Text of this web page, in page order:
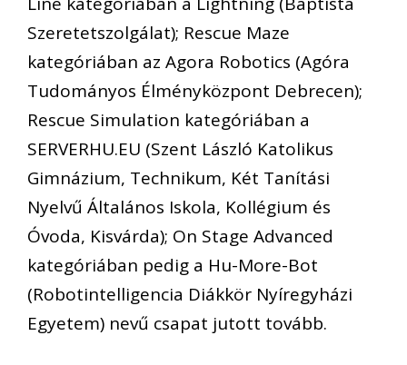
Szeretetszolgálat); Rescue Maze
kategóriában az Agora Robotics (Agóra
Tudományos Élményközpont Debrecen);
Rescue Simulation kategóriában a
SERVERHU.EU (Szent László Katolikus
Gimnázium, Technikum, Két Tanítási
Nyelvű Általános Iskola, Kollégium és
Óvoda, Kisvárda); On Stage Advanced
kategóriában pedig a Hu-More-Bot
(Robotintelligencia Diákkör Nyíregyházi
Egyetem) nevű csapat jutott tovább.